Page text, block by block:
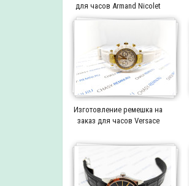
для часов Armand Nicolet
Изготовление ремешка на
заказ для часов Versace